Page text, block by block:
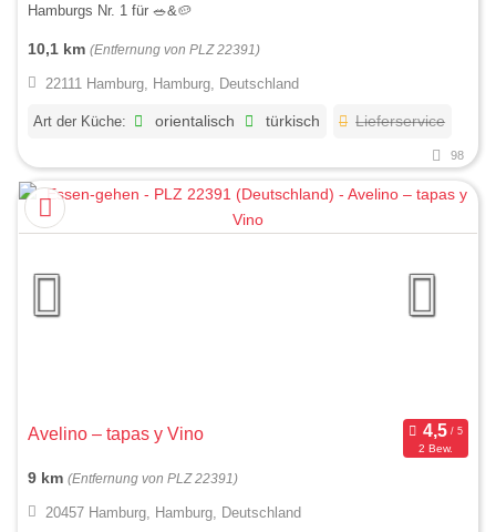
Hamburgs Nr. 1 für 🥗&🥔
10,1 km (Entfernung von PLZ 22391)
22111 Hamburg, Hamburg, Deutschland
Art der Küche: orientalisch türkisch Lieferservice
98
Avelino – tapas y Vino
2 Bew.
9 km (Entfernung von PLZ 22391)
20457 Hamburg, Hamburg, Deutschland